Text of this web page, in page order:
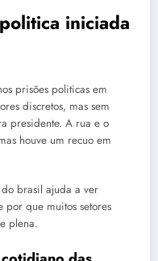
iniciada
prisões politicas em
discretos, mas sem
presidente. A rua e o
houve um recuo em
brasil ajuda a ver
por que muitos setores
plena.